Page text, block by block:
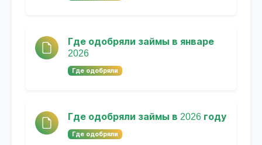
Где одобряли займы в январе
2026
Где одобряли
Где одобряли займы в 2026 году
Где одобряли